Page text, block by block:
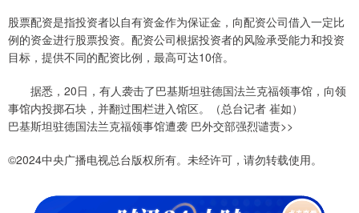
股票配资是指投资者以自有资金作为保证金，向配资公司借入一定比
例的资金进行股票投资。配资公司根据投资者的风险承受能力和投资
目标，提供不同的配资比例，最高可达10倍。
据悉，20日，有人袭击了巴基斯坦驻德国法兰克福领事馆，向领
事馆内投掷石块，并翻过围栏进入馆区。（总台记者 崔如）
巴基斯坦驻德国法兰克福领事馆遭袭 巴外交部强烈谴责>>
©2024中央广播电视总台版权所有。未经许可，请勿转载使用。